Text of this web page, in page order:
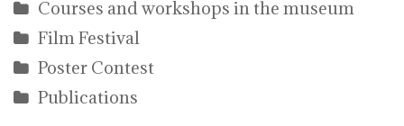
Courses and workshops in the museum
Film Festival
Poster Contest
Publications